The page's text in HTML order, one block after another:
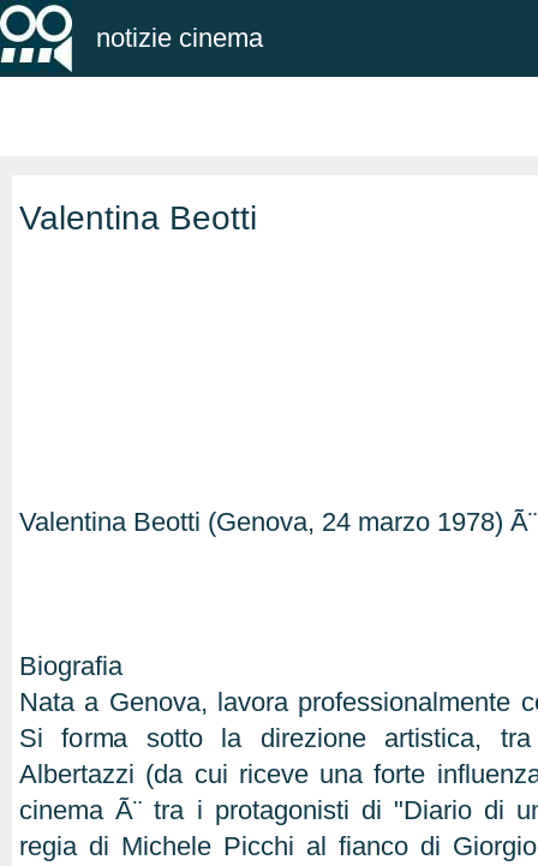
notizie cinema
Valentina Beotti
Valentina Beotti (Genova, 24 marzo 1978)
Biografia
Nata a Genova, lavora professionalmente
Si forma sotto la direzione artistica,
Albertazzi (da cui riceve una forte
cinema Ã¨ tra i protagonisti di "Diario di
regia di Michele Picchi al fianco di